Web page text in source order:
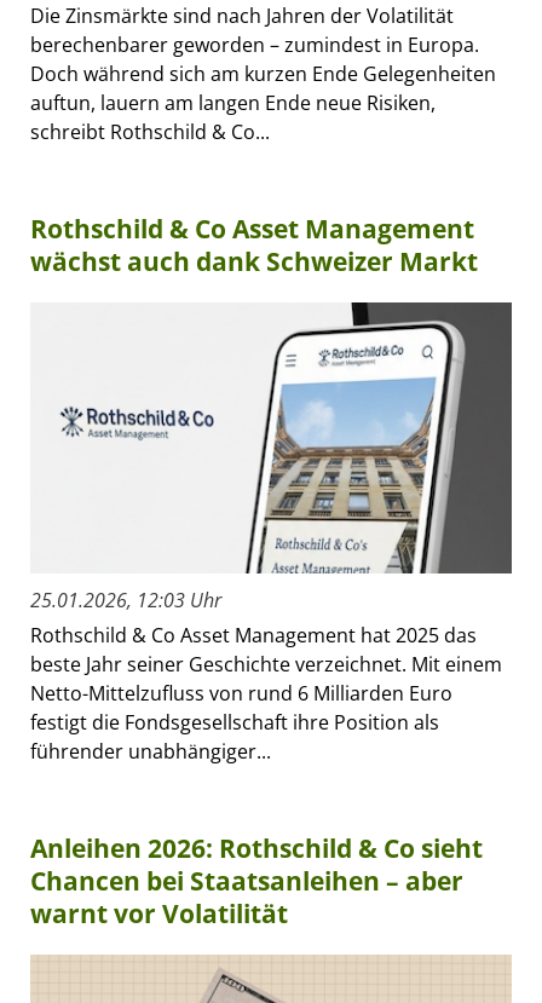
Die Zinsmärkte sind nach Jahren der Volatilität
berechenbarer geworden – zumindest in Europa.
Doch während sich am kurzen Ende Gelegenheiten
auftun, lauern am langen Ende neue Risiken,
schreibt Rothschild & Co...
Rothschild & Co Asset Management
wächst auch dank Schweizer Markt
25.01.2026, 12:03 Uhr
Rothschild & Co Asset Management hat 2025 das
beste Jahr seiner Geschichte verzeichnet. Mit einem
Netto-Mittelzufluss von rund 6 Milliarden Euro
festigt die Fondsgesellschaft ihre Position als
führender unabhängiger...
Anleihen 2026: Rothschild & Co sieht
Chancen bei Staatsanleihen – aber
warnt vor Volatilität